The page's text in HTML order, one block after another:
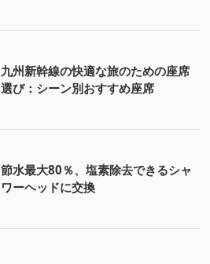
九州新幹線の快適な旅のための座席
選び：シーン別おすすめ座席
節水最大80％、塩素除去できるシャ
ワーヘッドに交換